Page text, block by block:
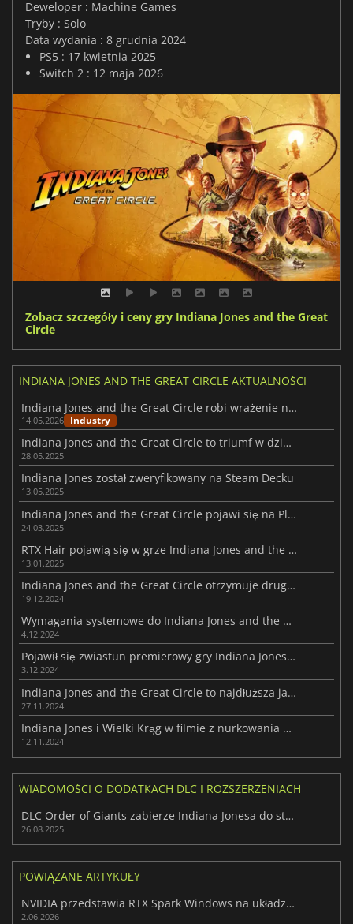
Deweloper : Machine Games
Tryby : Solo
Data wydania : 8 grudnia 2024
PS5 : 17 kwietnia 2025
Switch 2 : 12 maja 2026
Zobacz szczegóły i ceny gry Indiana Jones and the Great
Circle
INDIANA JONES AND THE GREAT CIRCLE AKTUALNOŚCI
Indiana Jones and the Great Circle robi wrażenie na Nintendo Switch 2
14.05.2026 Industry
Indiana Jones and the Great Circle to triumf w dziedzinie gier na licencji
28.05.2025
Indiana Jones został zweryfikowany na Steam Decku
13.05.2025
Indiana Jones and the Great Circle pojawi się na PlayStation 5 17 kwietnia
24.03.2025
RTX Hair pojawią się w grze Indiana Jones and the Great Circle
13.01.2025
Indiana Jones and the Great Circle otrzymuje drugą dużą łatkę
19.12.2024
Wymagania systemowe do Indiana Jones and the Great Circle na PC ujawnione
4.12.2024
Pojawił się zwiastun premierowy gry Indiana Jones and the Great Circle
3.12.2024
Indiana Jones and the Great Circle to najdłuższa jak dotąd gra MachineGames
27.11.2024
Indiana Jones i Wielki Krąg w filmie z nurkowania głębinowego
12.11.2024
WIADOMOŚCI O DODATKACH DLC I ROZSZERZENIACH
DLC Order of Giants zabierze Indiana Jonesa do starożytnego Rzymu jesienią
26.08.2025
POWIĄZANE ARTYKUŁY
NVIDIA przedstawia RTX Spark Windows na układzie Arm dla PC i laptopów
2.06.2026